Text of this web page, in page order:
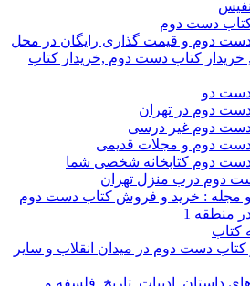
کتاب دست دوم
دست دوم و قیمت گذاری رایگان در محل
خریدار کتاب دست دوم ,خریدار کتاب
دست دو
دوم در تهران
دست دوم غیر درسی
دست دوم و مجلات قدیمی
دست دوم کتابخانه شخصی شما
دوم درب منزل تهران
و مجله : خرید و فروش کتاب دست دوم
منطقه 1
کتاب
کتاب دست دوم در میدان انقلاب و سایر